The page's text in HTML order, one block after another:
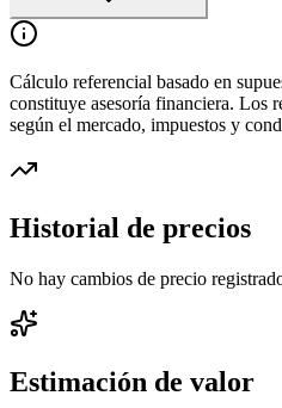
Cálculo referencial basado en
constituye asesoría financiera. Los
según el mercado, impuestos y
Historial de precios
No hay cambios de precio
Estimación de valor